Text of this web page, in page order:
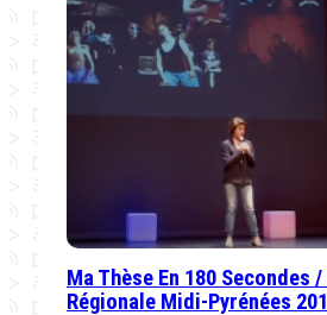
Ma Thèse En 180 Secondes
Régionale Midi-Pyrénées